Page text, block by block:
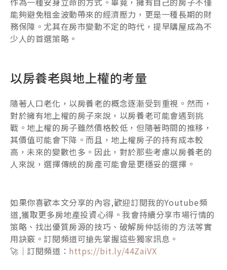
能夠避免租金波動帶來的經濟壓力，更是一種長期的財
務保障。尤其在房市變動不定的時代，提早購屋成為不
少人的首選策略。
以房養老與地上權的考量
隨著人口老化，以房養老的概念逐漸受到重視。然而，
對於擁有地上權的房子來說，以房養老可能會遇到挑
戰。地上權的房子雖然價格較低，但隨著時間的推移，
其價值可能會下降。而且，地上權房子的持有成本較
高，未來的變數也多。因此，對於那些考慮以房養老的
人來說，選擇傳統的房產可能會是更穩妥的選擇。
如果你喜歡本文分享的內容,歡迎訂閱我的Youtube頻
道,獲取更多房地產投資心得。我會持續分享市場行情的
策略、找出優質房源的技巧、破解房仲話術的方法等實
用訣竅。訂閱頻道可搶先掌握這些獨家訊息。
🚀｜訂閱頻道： https://bit.ly/44ZaiVX